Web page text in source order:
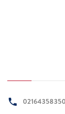
02164358350